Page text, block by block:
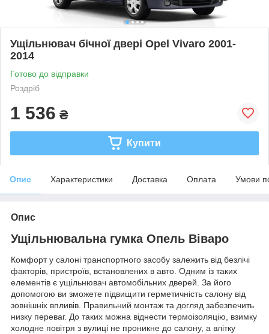
Ущільнювач бічної двері Opel Vivaro 2001-
2014
Готово до відправки
Роздріб
1 536 ₴
Купити
Опис Характеристики Доставка Оплата Умови
Опис
Ущільнювальна гумка Опель Віваро
Комфорт у салоні транспортного засобу залежить від безлічі
факторів, пристроїв, встановлених в авто. Одним із таких
елементів є ущільнювач автомобільних дверей. За його
допомогою ви зможете підвищити герметичність салону від
зовнішніх впливів. Правильний монтаж та догляд забезпечить
низку переваг. До таких можна віднести термоізоляцію, взимку
холодне повітря з вулиці не проникне до салону, а влітку